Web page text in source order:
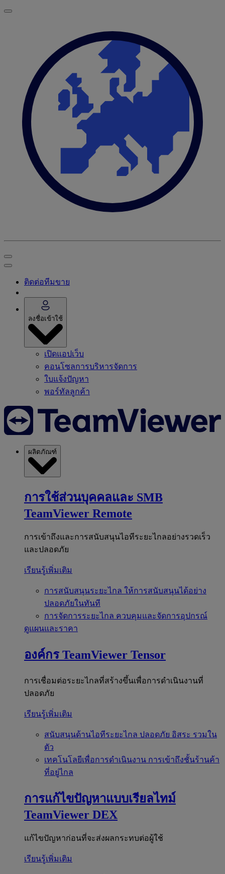
ติดต่อทีมขาย
ลงชื่อเข้าใช้
เปิดแอปเว็บ
คอนโซลการบริหารจัดการ
ใบแจ้งปัญหา
พอร์ทัลลูกค้า
ผลิตภัณฑ์
การใช้ส่วนบุคคลและ SMB
TeamViewer Remote
การเข้าถึงและการสนับสนุนไอทีระยะไกลอย่างรวดเร็ว
และปลอดภัย
เรียนรู้เพิ่มเติม
การสนับสนุนระยะไกล ให้การสนับสนุนได้อย่าง
ปลอดภัยในทันที
การจัดการระยะไกล ควบคุมและจัดการอุปกรณ์
ดูแผนและราคา
องค์กร TeamViewer Tensor
การเชื่อมต่อระยะไกลที่สร้างขึ้นเพื่อการดำเนินงานที่
ปลอดภัย
เรียนรู้เพิ่มเติม
สนับสนุนด้านไอทีระยะไกล ปลอดภัย อิสระ รวมใน
ตัว
เทคโนโลยีเพื่อการดำเนินงาน การเข้าถึงชั้นร้านค้า
ที่อยู่ไกล
การแก้ไขปัญหาแบบเรียลไทม์
TeamViewer DEX
แก้ไขปัญหาก่อนที่จะส่งผลกระทบต่อผู้ใช้
เรียนรู้เพิ่มเติม